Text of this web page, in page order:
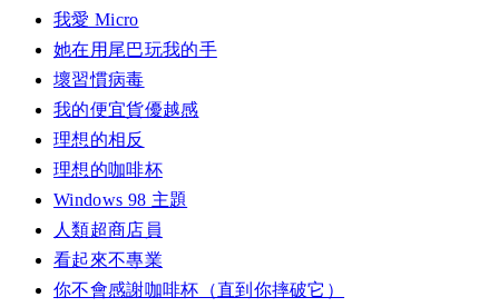
我愛 Micro
她在用尾巴玩我的手
壞習慣病毒
我的便宜貨優越感
理想的相反
理想的咖啡杯
Windows 98 主題
人類超商店員
看起來不專業
你不會感謝咖啡杯（直到你摔破它）